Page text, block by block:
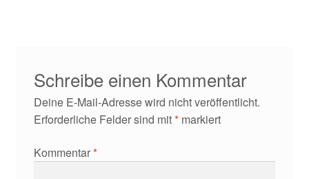
Schreibe einen Kommentar
Deine E-Mail-Adresse wird nicht veröffentlicht.
Erforderliche Felder sind mit*markiert
Kommentar*